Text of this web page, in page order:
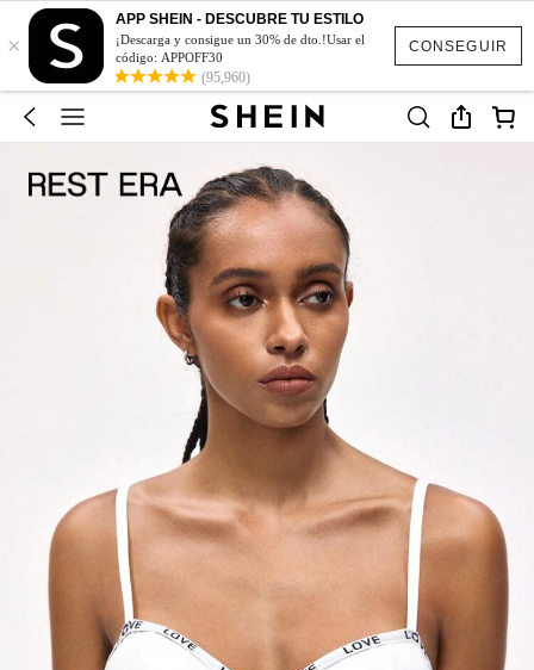
CONSEGUIR
×
APP SHEIN - DESCUBRE TU ESTILO
¡Descarga y consigue un 30% de dto.!Usar el
código: APPOFF30
(95,960)